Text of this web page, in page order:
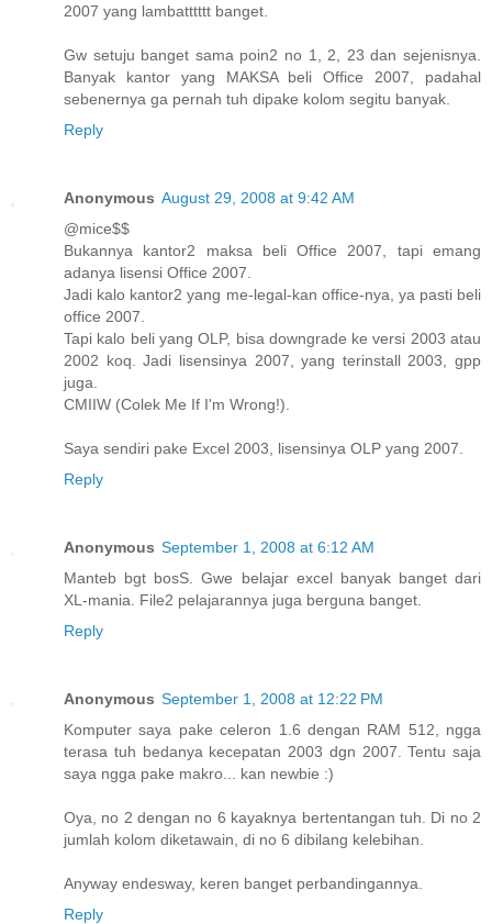
2007 yang lambatttttt banget.
Gw setuju banget sama poin2 no 1, 2, 23 dan sejenisnya.
Banyak kantor yang MAKSA beli Office 2007, padahal
sebenernya ga pernah tuh dipake kolom segitu banyak.
Reply
Anonymous August 29, 2008 at 9:42 AM
@mice$$
Bukannya kantor2 maksa beli Office 2007, tapi emang
adanya lisensi Office 2007.
Jadi kalo kantor2 yang me-legal-kan office-nya, ya pasti beli
office 2007.
Tapi kalo beli yang OLP, bisa downgrade ke versi 2003 atau
2002 koq. Jadi lisensinya 2007, yang terinstall 2003, gpp
juga.
CMIIW (Colek Me If I'm Wrong!).
Saya sendiri pake Excel 2003, lisensinya OLP yang 2007.
Reply
Anonymous September 1, 2008 at 6:12 AM
Manteb bgt bosS. Gwe belajar excel banyak banget dari
XL-mania. File2 pelajarannya juga berguna banget.
Reply
Anonymous September 1, 2008 at 12:22 PM
Komputer saya pake celeron 1.6 dengan RAM 512, ngga
terasa tuh bedanya kecepatan 2003 dgn 2007. Tentu saja
saya ngga pake makro... kan newbie :)
Oya, no 2 dengan no 6 kayaknya bertentangan tuh. Di no 2
jumlah kolom diketawain, di no 6 dibilang kelebihan.
Anyway endesway, keren banget perbandingannya.
Reply